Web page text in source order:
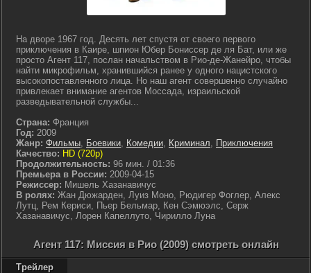
На дворе 1967 год. Десять лет спустя от своего первого
приключения в Каире, шпион Юбер Бониссер де ля Бат, или же
просто Агент 117, послан начальством в Рио-де-Жанейро, чтобы
найти микрофильм, хранившийся ранее у одного нацистского
высокопоставленного лица. Но наш агент совершенно случайно
привлекает внимание агентов Моссада, израильской
разведывательной службы...
Страна: Франция
Год: 2009
Жанр: Фильмы, Боевики, Комедии, Криминал, Приключения
Качество: HD (720p)
Продолжительность: 96 мин. / 01:36
Премьера в России: 2009-04-15
Режиссер: Мишель Хазанавичус
В ролях: Жан Дюжарден, Луиз Моно, Рюдигер Фоглер, Алекс
Лутц, Рем Кериси, Пьер Бельмар, Кен Сэмюэлс, Серж
Хазанавичус, Лорен Капеллуто, Чирилло Луна
Агент 117: Миссия в Рио (2009) смотреть онлайн
Трейлер